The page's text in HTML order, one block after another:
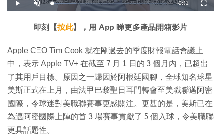
播
放
開
啟
載
入
:
2
6
%
剩
時
間
-2:31
全
螢
即刻【按此】，用 App 睇更多產品開箱影片
Apple CEO Tim Cook 就在剛過去的季度財報電話會議上
中，表示 Apple TV+ 在截至 7 月 1 日的 3 個月內，已超出
了其用戶目標。原因之一歸因於阿根廷國腳，全球知名球星
美斯正式在上月，由法甲巴黎聖日耳門轉會至美職聯邁阿密
國際，令球迷對美職聯賽事更感關注。更甚的是，美斯已在
為邁阿密國際上陣的首 3 場賽事貢獻了 5 個入球，令美職聯
更具話題性。